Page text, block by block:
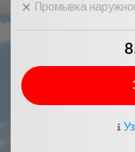
Промывка